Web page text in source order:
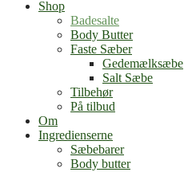
Shop
Badesalte
Body Butter
Faste Sæber
Gedemælksæbe
Salt Sæbe
Tilbehør
På tilbud
Om
Ingredienserne
Sæbebarer
Body butter